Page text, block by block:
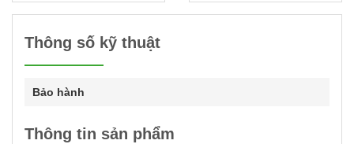
Thông số kỹ thuật
Bảo hành
Thông tin sản phẩm